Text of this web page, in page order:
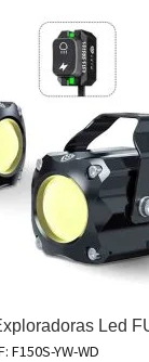
Led
F150S-YW-WD